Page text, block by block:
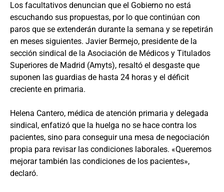
Los facultativos denuncian que el Gobierno no está
escuchando sus propuestas, por lo que continúan con
paros que se extenderán durante la semana y se repetirán
en meses siguientes. Javier Bermejo, presidente de la
sección sindical de la Asociación de Médicos y Titulados
Superiores de Madrid (Amyts), resaltó el desgaste que
suponen las guardias de hasta 24 horas y el déficit
creciente en primaria.
Helena Cantero, médica de atención primaria y delegada
sindical, enfatizó que la huelga no se hace contra los
pacientes, sino para conseguir una mesa de negociación
propia para revisar las condiciones laborales. «Queremos
mejorar también las condiciones de los pacientes»,
declaró.